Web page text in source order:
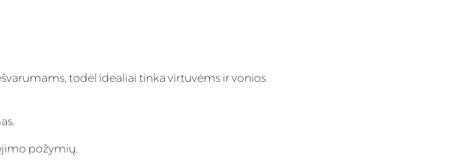
todėl idealiai tinka virtuvėms ir vonios
požymių.